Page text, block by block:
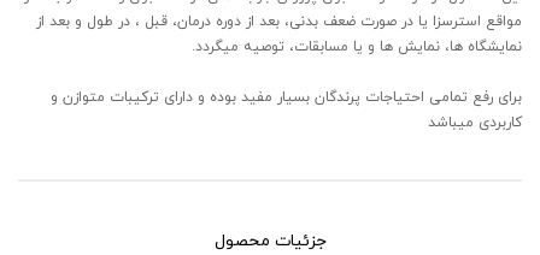
مواقع استرسزا یا در صورت ضعف بدنی، بعد از دوره درمان، قبل ، در طول و بعد از
نمایشگاه ها، نمایش ها و یا مسابقات، توصیه میگردد.
برای رفع تمامی احتیاجات پرندگان بسیار مفید بوده و دارای ترکیبات متوازن و
کاربردی میباشد
جزئیات محصول